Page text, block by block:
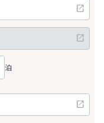
泊